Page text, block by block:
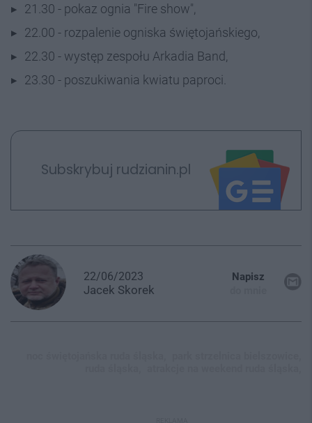
21.30 - pokaz ognia "Fire show",
22.00 - rozpalenie ogniska świętojańskiego,
22.30 - występ zespołu Arkadia Band,
23.30 - poszukiwania kwiatu paproci.
Subskrybuj rudzianin.pl
22/06/2023
Jacek Skorek
Napisz